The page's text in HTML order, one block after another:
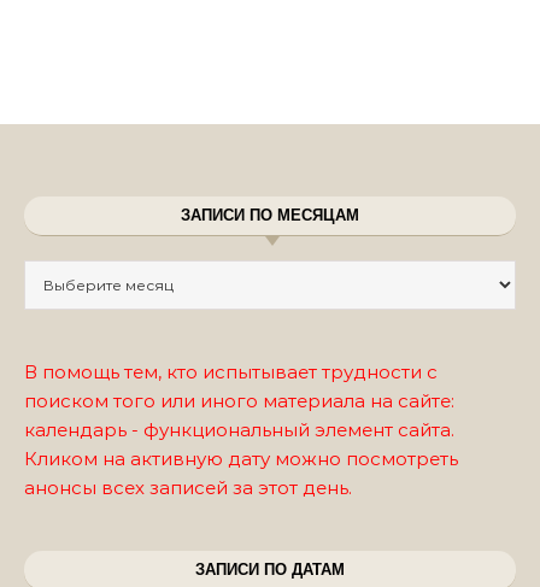
ЗАПИСИ ПО МЕСЯЦАМ
В помощь тем, кто испытывает трудности с
поиском того или иного материала на сайте:
календарь - функциональный элемент сайта.
Кликом на активную дату можно посмотреть
анонсы всех записей за этот день.
ЗАПИСИ ПО ДАТАМ